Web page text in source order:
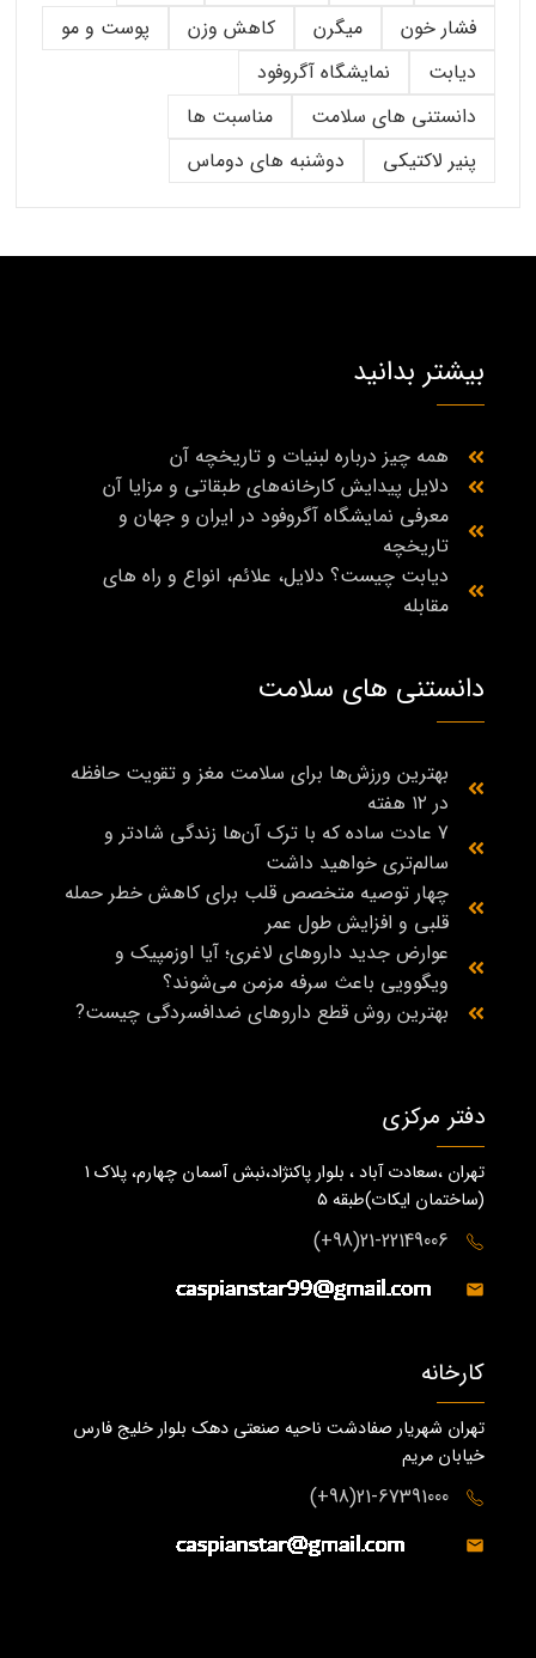
فشار خون
میگرن کاهش وزن
پوست و مو
دیابت
نمایشگاه آگروفود
دانستنی های سلامت
مناسبت ها
پنیر لاکتیکی
دوشنبه های دوماس
بیشتر بدانید
همه چیز درباره لبنیات و تاریخچه آن
دلایل پیدایش کارخانه‌های طبقاتی و مزایا آن
معرفی نمایشگاه آگروفود در ایران و جهان و
تاریخچه
دیابت چیست؟ دلایل، علائم، انواع و راه‌ های
مقابله
دانستنی های سلامت
بهترین ورزش‌ها برای سلامت مغز و تقویت حافظه
در ۱۲ هفته
7 عادت ساده که با ترک آن‌ها زندگی شادتر و
سالم‌تری خواهید داشت
چهار توصیه متخصص قلب برای کاهش خطر حمله
قلبی و افزایش طول عمر
عوارض جدید داروهای لاغری؛ آیا اوزمپیک و
ویگوویی باعث سرفه مزمن می‌شوند؟
بهترین روش قطع داروهای ضدافسردگی چیست?
دفتر مرکزی
تهران ،سعادت آباد ، بلوار پاکنژاد،نبش آسمان چهارم، پلاک 1
(ساختمان ايكات)طبقه ٥
21-22149006(98+)
کارخانه
تهران شهریار صفادشت ناحیه صنعتی دهک بلوار خلیج فارس
خیابان مریم
21-67391000(98+)